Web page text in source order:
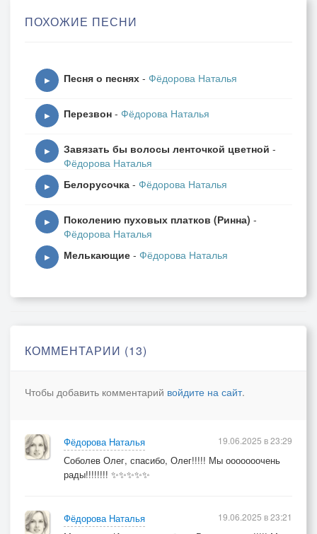
Унося жизнь в исток
Она обрывает у сердца полёт
Хрустальные слёзы
Моё отражение терзает печаль
Слова твои жгут
Но я промолчу
Тебя отпущу
Хрустальные слёзы
Но сердце кричит
Больше нету преград
Хрустальные слёзы
Слова твои жгут
Но я промолчу
ПОХОЖИЕ ПЕСНИ
▶ Песня о песнях - Фёдорова Наталья
▶ Перезвон - Фёдорова Наталья
▶ Завязать бы волосы ленточкой цветной -
Фёдорова Наталья
▶ Белорусочка - Фёдорова Наталья
▶ Поколению пуховых платков (Ринна) -
Фёдорова Наталья
▶ Мелькающие - Фёдорова Наталья
КОММЕНТАРИИ (13)
Чтобы добавить комментарий войдите на сайт.
Фёдорова Наталья
Соболев Олег, спасибо, Олег!!!!! Мы ооооооочень
рады!!!!!!!! ✨✨✨✨✨
19.06.2025 в 23:29
Фёдорова Наталья
19.06.2025 в 23:21